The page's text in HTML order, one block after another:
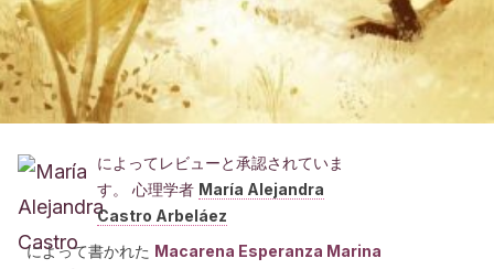
によってレビューと承認されていま
す。 心理学者 María Alejandra
Castro Arbeláez
によって書かれた Macarena Esperanza Marina